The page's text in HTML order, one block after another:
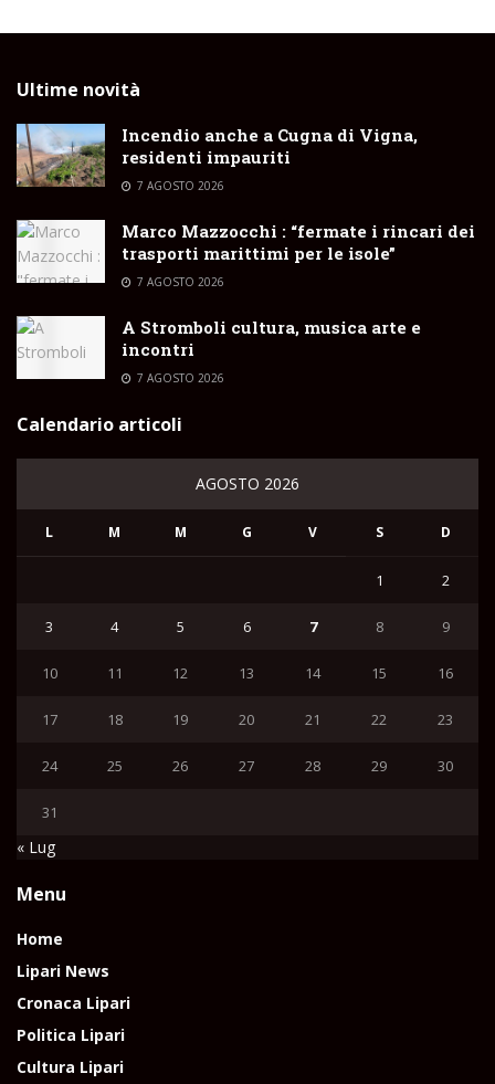
Ultime novità
Incendio anche a Cugna di Vigna,
residenti impauriti
7 AGOSTO 2026
Marco Mazzocchi : “fermate i rincari dei
trasporti marittimi per le isole”
7 AGOSTO 2026
A Stromboli cultura, musica arte e
incontri
7 AGOSTO 2026
Calendario articoli
AGOSTO 2026
L M M G V S D
1 2
3 4 5 6 7 8 9
10 11 12 13 14 15 16
17 18 19 20 21 22 23
24 25 26 27 28 29 30
31
« Lug
Menu
Home
Lipari News
Cronaca Lipari
Politica Lipari
Cultura Lipari